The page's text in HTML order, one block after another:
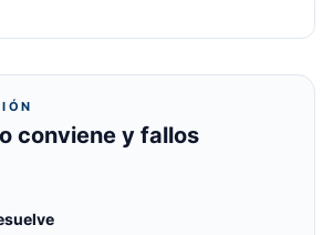
conviene y fallos